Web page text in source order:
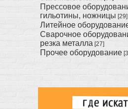
Прессовое
гильотины, ножницы [29]
Литейное
Сварочное
резка металла [27]
Прочее оборудование